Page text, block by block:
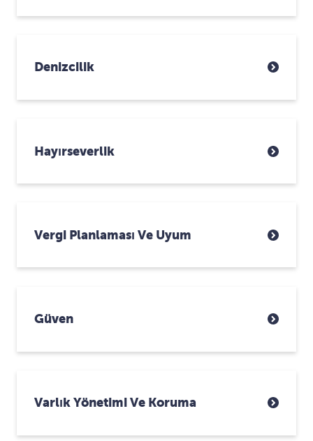
Denizcilik
Hayırseverlik
Vergi Planlaması Ve Uyum
Güven
Varlık Yönetimi Ve Koruma